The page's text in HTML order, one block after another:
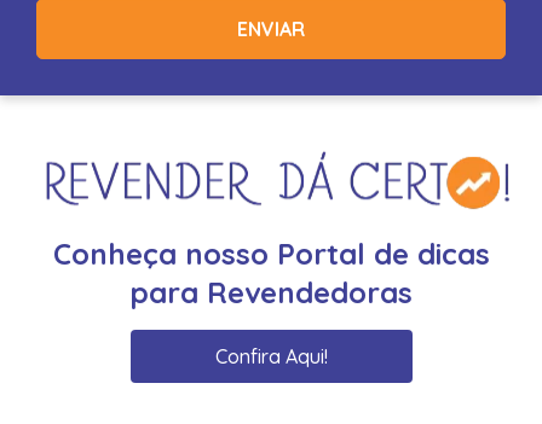
ENVIAR
Conheça nosso Portal de dicas
para Revendedoras
Confira Aqui!